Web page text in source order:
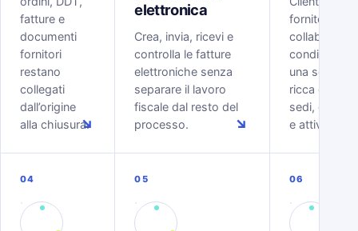
fatture e
documenti
fornitori
restano
collegati
dall’origine
alla chiusura.
↘
elettronica
Crea, invia, ricevi e
controlla le fatture
elettroniche senza
separare il lavoro
fiscale dal resto del
processo.
↘
fornitori e
collaboratori
condividono
una scheda
ricca di
sedi,
e attività.
04 05 06